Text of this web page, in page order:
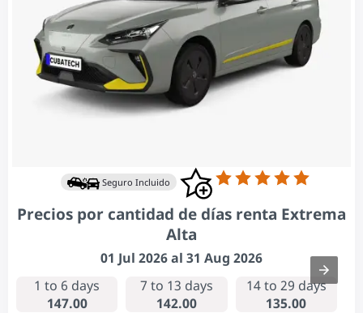
Seguro Incluido
Precios por cantidad de días renta Extrema
Alta
01 Jul 2026 al 31 Aug 2026
1 to 6 days
147.00
7 to 13 days
142.00
14 to 29 days
135.00